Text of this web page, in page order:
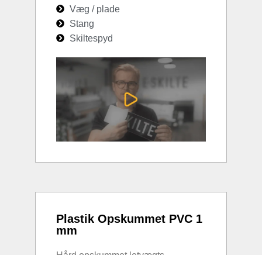
Væg / plade
Stang
Skiltespyd
Plastik Opskummet PVC 1
mm